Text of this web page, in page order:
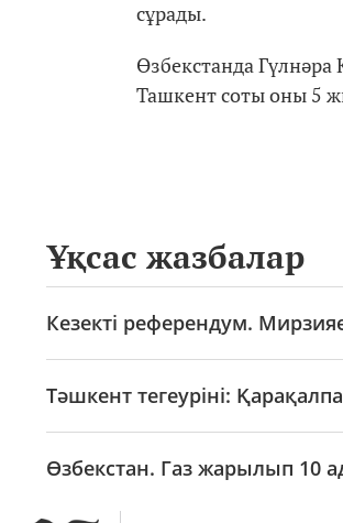
сұрады.
Өзбекстанда
Ташкент соты оны 5
Ұқсас жазбалар
Кезекті референдум.
Тәшкент тегеуріні:
Өзбекстан. Газ жарылып 10